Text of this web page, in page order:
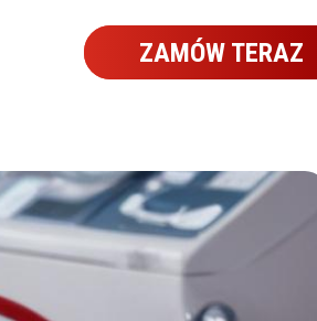
ZAMÓW TERAZ